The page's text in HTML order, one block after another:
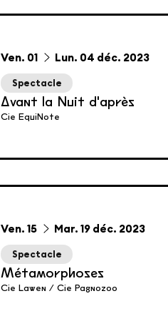
du
vendredi
Ven. 01 au
lundi
Lun. 04 décembre
déc. 2023
Spectacle
Avant la Nuit d'après
Cie EquiNote
du
vendredi
Ven. 15 au
mardi
Mar. 19 décembre
déc. 2023
Spectacle
Métamorphoses
Cie Lawen / Cie Pagnozoo